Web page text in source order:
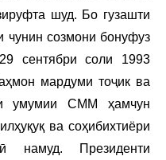
шуд. Бо гузашти
чунин созмони бонуфуз
сентябри соли 1993
мардуми тоҷик ва
умумии СММ ҳамчун
ва соҳибихтиёри
намуд. Президенти